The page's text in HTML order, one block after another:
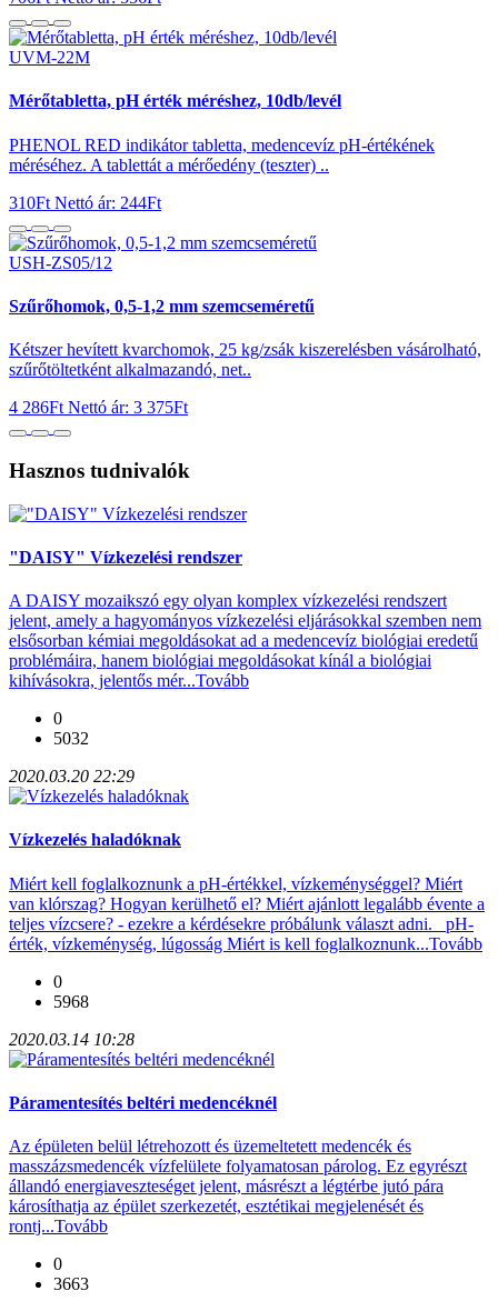
UVM-22M
Mérőtabletta, pH érték méréshez, 10db/levél
PHENOL RED indikátor tabletta, medencevíz pH-értékének
méréséhez. A tablettát a mérőedény (teszter) ..
310Ft Nettó ár: 244Ft
USH-ZS05/12
Szűrőhomok, 0,5-1,2 mm szemcseméretű
Kétszer hevített kvarchomok, 25 kg/zsák kiszerelésben vásárolható,
szűrőtöltetként alkalmazandó, net..
4 286Ft Nettó ár: 3 375Ft
Hasznos tudnivalók
"DAISY" Vízkezelési rendszer
A DAISY mozaikszó egy olyan komplex vízkezelési rendszert
jelent, amely a hagyományos vízkezelési eljárásokkal szemben nem
elsősorban kémiai megoldásokat ad a medencevíz biológiai eredetű
problémáira, hanem biológiai megoldásokat kínál a biológiai
kihívásokra, jelentős mér...Tovább
0
5032
2020.03.20 22:29
Vízkezelés haladóknak
Miért kell foglalkoznunk a pH-értékkel, vízkeménységgel? Miért
van klórszag? Hogyan kerülhető el? Miért ajánlott legalább évente a
teljes vízcsere? - ezekre a kérdésekre próbálunk választ adni. pH-
érték, vízkeménység, lúgosság Miért is kell foglalkoznunk...Tovább
0
5968
2020.03.14 10:28
Páramentesítés beltéri medencéknél
Az épületen belül létrehozott és üzemeltetett medencék és
masszázsmedencék vízfelülete folyamatosan párolog. Ez egyrészt
állandó energiaveszteséget jelent, másrészt a légtérbe jutó pára
károsíthatja az épület szerkezetét, esztétikai megjelenését és
rontj...Tovább
0
3663